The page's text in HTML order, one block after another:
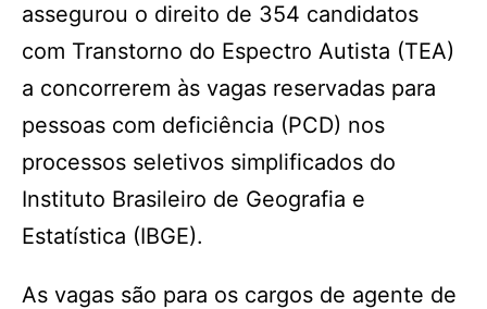
assegurou o direito de 354 candidatos
com Transtorno do Espectro Autista (TEA)
a concorrerem às vagas reservadas para
pessoas com deficiência (PCD) nos
processos seletivos simplificados do
Instituto Brasileiro de Geografia e
Estatística (IBGE).
As vagas são para os cargos de agente de